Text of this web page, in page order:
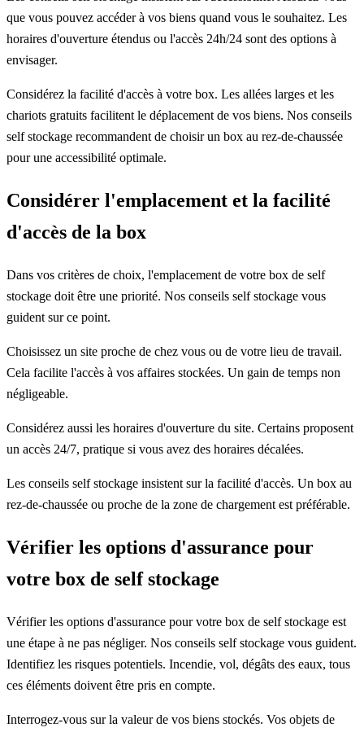
que vous pouvez accéder à vos biens quand vous le souhaitez. Les
horaires d'ouverture étendus ou l'accès 24h/24 sont des options à
envisager.
Considérez la facilité d'accès à votre box. Les allées larges et les
chariots gratuits facilitent le déplacement de vos biens. Nos conseils
self stockage recommandent de choisir un box au rez-de-chaussée
pour une accessibilité optimale.
Considérer l'emplacement et la facilité
d'accès de la box
Dans vos critères de choix, l'emplacement de votre box de self
stockage doit être une priorité. Nos conseils self stockage vous
guident sur ce point.
Choisissez un site proche de chez vous ou de votre lieu de travail.
Cela facilite l'accès à vos affaires stockées. Un gain de temps non
négligeable.
Considérez aussi les horaires d'ouverture du site. Certains proposent
un accès 24/7, pratique si vous avez des horaires décalées.
Les conseils self stockage insistent sur la facilité d'accès. Un box au
rez-de-chaussée ou proche de la zone de chargement est préférable.
Vérifier les options d'assurance pour
votre box de self stockage
Vérifier les options d'assurance pour votre box de self stockage est
une étape à ne pas négliger. Nos conseils self stockage vous guident.
Identifiez les risques potentiels. Incendie, vol, dégâts des eaux, tous
ces éléments doivent être pris en compte.
Interrogez-vous sur la valeur de vos biens stockés. Vos objets de